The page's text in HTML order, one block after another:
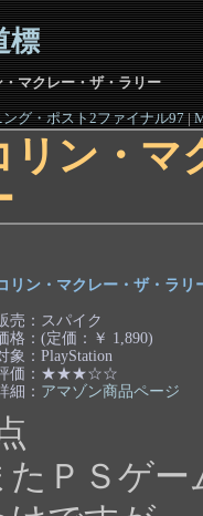
標
マクレー・ザ・ラリー
ング・ポスト2ファイナル97|
リン・マ
リン・マクレー・ザ・ラリ
売：スパイク
格：(定価：￥ 1,890)
象：PlayStation
価：★★★☆☆
細： アマゾン商品ページ
たＰＳゲ